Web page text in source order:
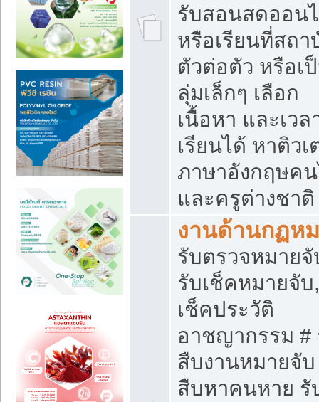
รับสอนสดออน
หรือเรียนที่สถา
ตัวต่อตัว หรือเ
ลุ่มเล็กๆ เลือก
เนื้อหา และเวล
เรียนได้ หาติวเ
ภาษาอังกฤษค
และครูต่างชาติ
งานด้านกฏห
รับตรวจหมายจั
รับเช็คหมายจับ
เช็คประวัติ
อาชญากรรม #
สืบงานหมายจั
สืบหาคนหาย รั